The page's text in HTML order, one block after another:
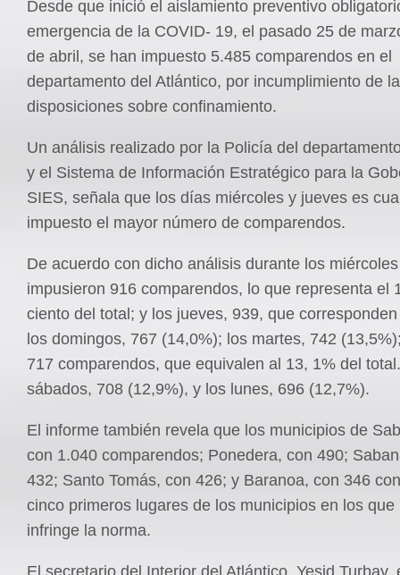
Desde que inició el aislamiento preventivo
emergencia de la COVID- 19, el pasado 25 de
de abril, se han impuesto 5.485 comparendos en el
departamento del Atlántico, por incumplimiento de
disposiciones sobre confinamiento.
Un análisis realizado por la Policía del
y el Sistema de Información Estratégico para la
SIES, señala que los días miércoles y jueves es
impuesto el mayor número de comparendos.
De acuerdo con dicho análisis durante los
impusieron 916 comparendos, lo que representa el
ciento del total; y los jueves, 939, que
los domingos, 767 (14,0%); los martes, 742
717 comparendos, que equivalen al 13, 1% del
sábados, 708 (12,9%), y los lunes, 696 (12,7%).
El informe también revela que los municipios de
con 1.040 comparendos; Ponedera, con 490;
432; Santo Tomás, con 426; y Baranoa, con 346
cinco primeros lugares de los municipios en los que
infringe la norma.
El secretario del Interior del Atlántico, Yesid Turbay,